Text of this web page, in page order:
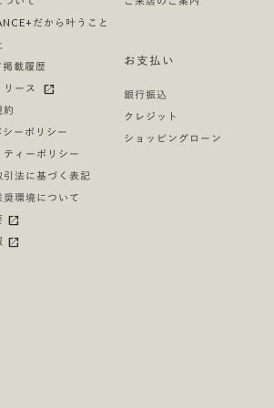
だから叶うこと
掲載履歴
リース
約
シーポリシー
ティーポリシー
引法に基づく表記
奨環境について
お支払い
銀行振込
クレジット
ショッピングローン